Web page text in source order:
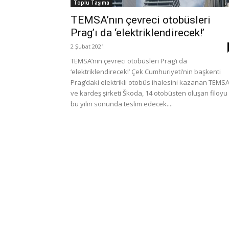
Toplu Taşıma
TEMSA’nın çevreci otobüsleri
Prag’ı da ‘elektriklendirecek!’
2 Şubat 2021
TEMSA’nın çevreci otobüsleri Prag’ı da
‘elektriklendirecek!’ Çek Cumhuriyeti’nin başkenti
Prag’daki elektrikli otobüs ihalesini kazanan TEMSA
ve kardeş şirketi Škoda, 14 otobüsten oluşan filoyu
bu yılın sonunda teslim edecek....